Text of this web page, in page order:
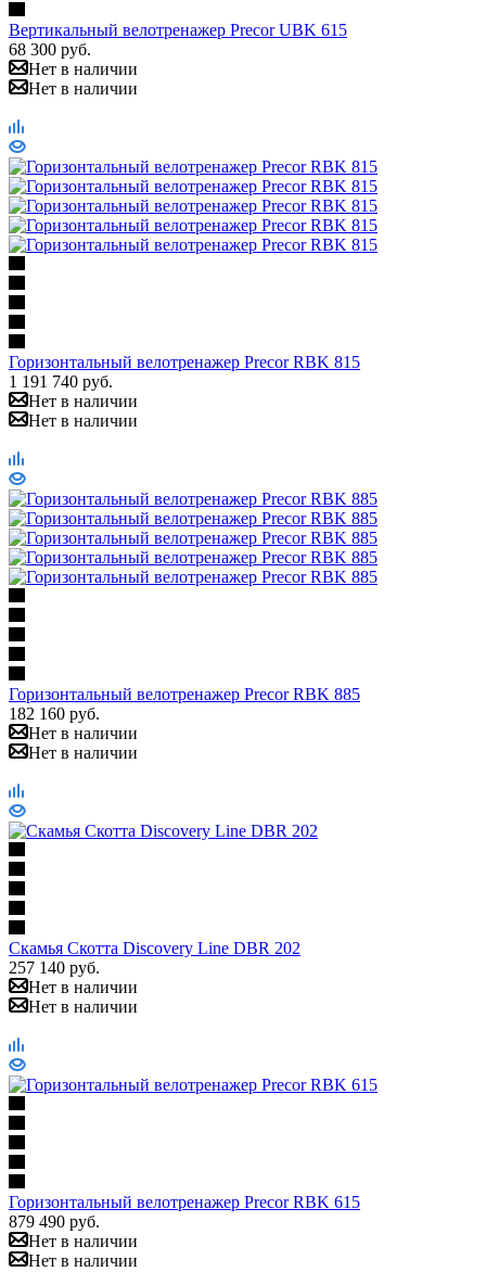
Вертикальный велотренажер Precor UBK 615
68 300 руб.
Нет в наличии
Нет в наличии
Горизонтальный велотренажер Precor RBK 815
1 191 740 руб.
Нет в наличии
Нет в наличии
Горизонтальный велотренажер Precor RBK 885
182 160 руб.
Нет в наличии
Нет в наличии
Скамья Скотта Discovery Line DBR 202
257 140 руб.
Нет в наличии
Нет в наличии
Горизонтальный велотренажер Precor RBK 615
879 490 руб.
Нет в наличии
Нет в наличии